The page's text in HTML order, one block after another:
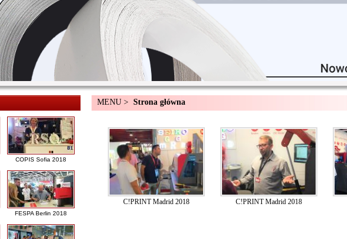
COPIS Sofia 2018
FESPA Berlin 2018
MENU > Strona główna
C!PRINT Madrid 2018 C!PRINT Madrid 2018